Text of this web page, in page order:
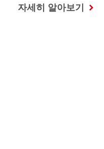
자세히 알아보기